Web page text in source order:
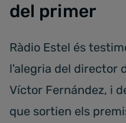
del primer
Ràdio Estel és
l'alegria del director
Víctor Fernández, i
que sortien els